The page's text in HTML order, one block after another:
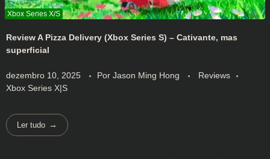
Review A Pizza Delivery (Xbox Series S) – Cativante, mas
superficial
dezembro 10, 2025 Por Jason Ming Hong
Reviews
Xbox Series X|S
Ler tudo